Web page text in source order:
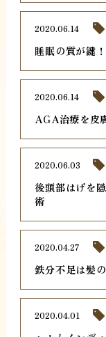
睡眠の質が鍵
2020.06.14
AGA治療を皮
2020.06.14
後頭部はげを
術
2020.06.03
鉄分不足は髪
2020.04.27
2020.04.01